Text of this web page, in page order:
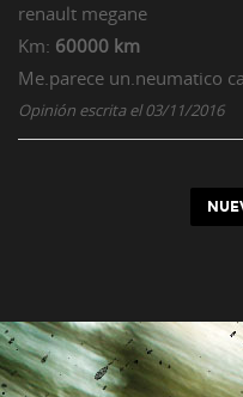
renault megane
Km: 60000 km
Me.parece un.neumatico
Opinión escrita el 03/11/2016